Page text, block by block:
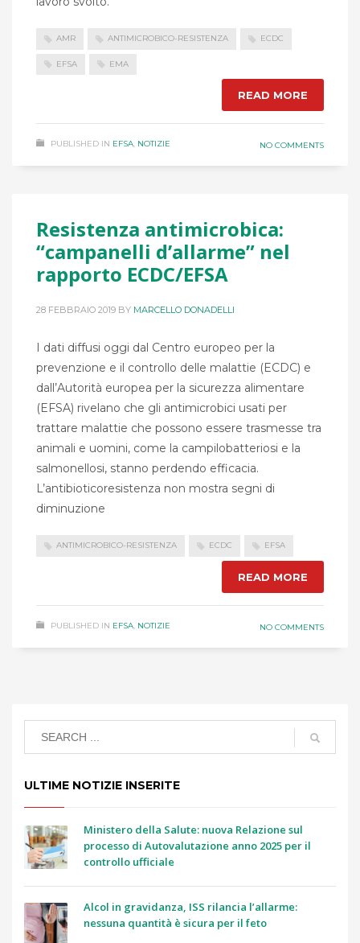
AMR ANTIMICROBICO-RESISTENZA ECDC
EFSA EMA
READ MORE
PUBLISHED IN EFSA, NOTIZIE NO COMMENTS
Resistenza antimicrobica:
“campanelli d’allarme” nel
rapporto ECDC/EFSA
28 FEBBRAIO 2019 BY MARCELLO DONADELLI
I dati diffusi oggi dal Centro europeo per la
prevenzione e il controllo delle malattie (ECDC) e
dall’Autorità europea per la sicurezza alimentare
(EFSA) rivelano che gli antimicrobici usati per
trattare malattie che possono essere trasmesse tra
animali e uomini, come la campilobatteriosi e la
salmonellosi, stanno perdendo efficacia.
L’antibioticoresistenza non mostra segni di
diminuzione
ANTIMICROBICO-RESISTENZA ECDC EFSA
READ MORE
PUBLISHED IN EFSA NOTIZIE NO COMMENTS
ULTIME NOTIZIE INSERITE
Ministero della Salute: nuova Relazione sul
processo di Autovalutazione anno 2025 per il
controllo ufficiale
Alcol in gravidanza, ISS rilancia l’allarme:
nessuna quantità è sicura per il feto